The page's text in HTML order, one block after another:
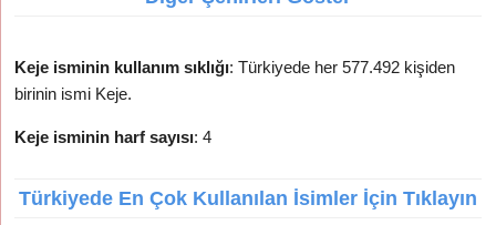
Keje isminin kullanım sıklığı: Türkiyede her 577.492 kişiden
birinin ismi Keje.
Keje isminin harf sayısı: 4
Türkiyede En Çok Kullanılan İsimler İçin Tıklayın